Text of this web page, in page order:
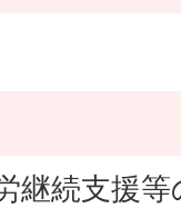
継続支援